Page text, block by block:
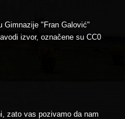
Gimnazije "Fran Galović"
izvor, označene su CC0
zato vas pozivamo da nam